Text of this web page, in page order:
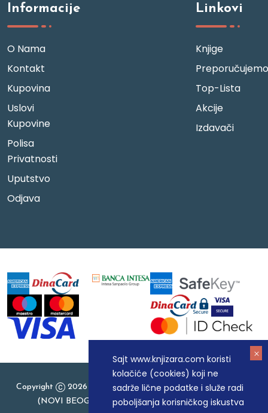
Sajt www.knjizara.com koristi
kolačiće (cookies) koji ne
sadrže lične podatke i služe radi
poboljšanja korisničkog iskustva
Informacije
O Nama
Kontakt
Kupovina
Uslovi
Kupovine
Polisa
Privatnosti
Uputstvo
Odjava
Linkovi
Knjige
Preporučujemo
Top-Lista
Akcije
Izdavači
Copyright
2026 Knjizara.com - MAKART DOO BEOGRAD
(NOVI BEOGRAD), PIB: 105184104, MB: 20337524